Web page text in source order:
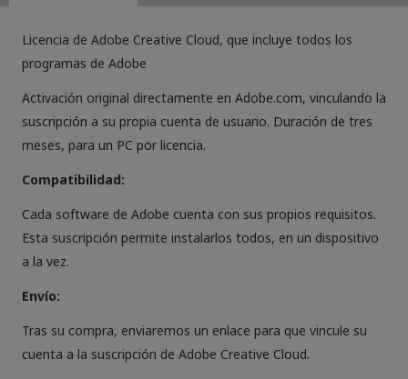
cantidad
Licencia de Adobe Creative Cloud, que incluye todos los
programas de Adobe
Activación original directamente en Adobe.com, vinculando la
suscripción a su propia cuenta de usuario. Duración de tres
meses, para un PC por licencia.
Compatibilidad:
Cada software de Adobe cuenta con sus propios requisitos.
Esta suscripción permite instalarlos todos, en un dispositivo
a la vez.
Envío:
Tras su compra, enviaremos un enlace para que vincule su
cuenta a la suscripción de Adobe Creative Cloud.